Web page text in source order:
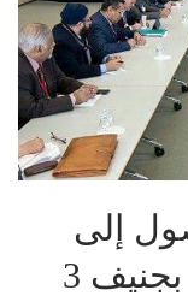
الوصول إلى
3